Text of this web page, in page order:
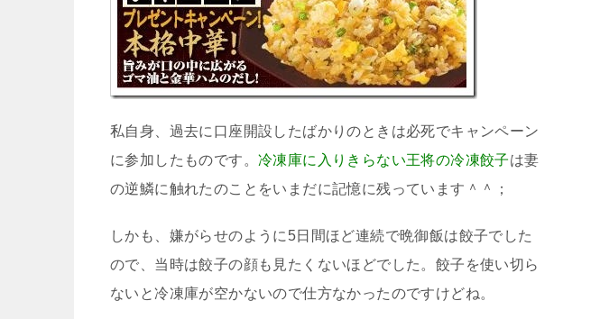
私自身、過去に口座開設したばかりのときは必死でキャンペーン
に参加したものです。 冷凍庫に入りきらない王将の冷凍餃子は妻
の逆鱗に触れたのことをいまだに記憶に残っています＾＾；
しかも、嫌がらせのように5日間ほど連続で晩御飯は餃子でした
ので、当時は餃子の顔も見たくないほどでした。餃子を使い切ら
ないと冷凍庫が空かないので仕方なかったのですけどね。